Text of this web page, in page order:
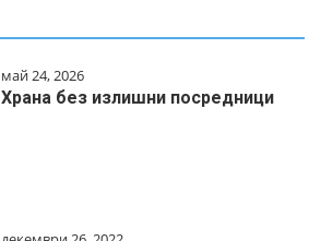
май 24, 2026
Храна без излишни посредници